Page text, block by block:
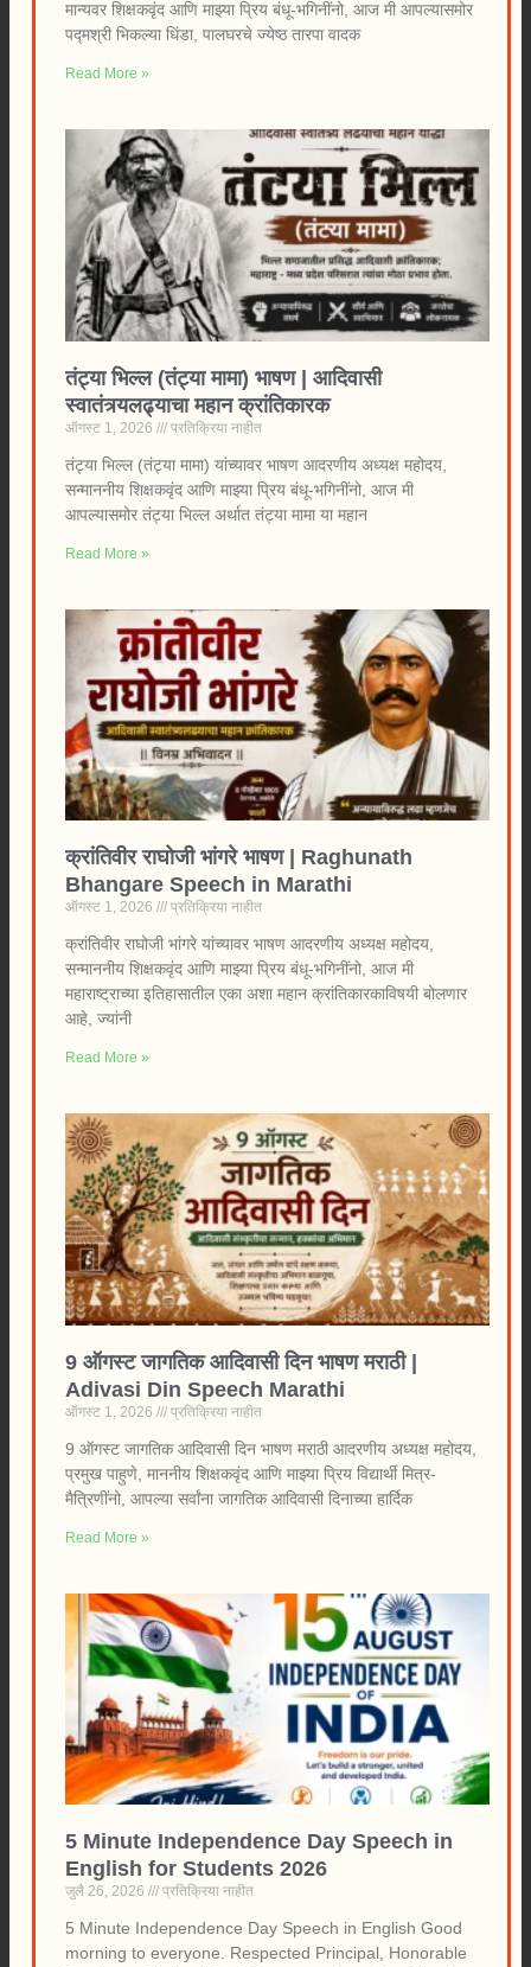
मान्यवर शिक्षकवृंद आणि माझ्या प्रिय बंधू-भगिनींनो, आज मी आपल्यासमोर
पद्मश्री भिकल्या धिंडा, पालघरचे ज्येष्ठ तारपा वादक
Read More »
तंट्या भिल्ल (तंट्या मामा) भाषण | आदिवासी
स्वातंत्र्यलढ्याचा महान क्रांतिकारक
ऑगस्ट 1, 2026 प्रतिक्रिया नाहीत
तंट्या भिल्ल (तंट्या मामा) यांच्यावर भाषण आदरणीय अध्यक्ष महोदय,
सन्माननीय शिक्षकवृंद आणि माझ्या प्रिय बंधू-भगिनींनो, आज मी
आपल्यासमोर तंट्या भिल्ल अर्थात तंट्या मामा या महान
Read More »
क्रांतिवीर राघोजी भांगरे भाषण | Raghunath
Bhangare Speech in Marathi
ऑगस्ट 1, 2026 प्रतिक्रिया नाहीत
क्रांतिवीर राघोजी भांगरे यांच्यावर भाषण आदरणीय अध्यक्ष महोदय,
सन्माननीय शिक्षकवृंद आणि माझ्या प्रिय बंधू-भगिनींनो, आज मी
महाराष्ट्राच्या इतिहासातील एका अशा महान क्रांतिकारकाविषयी बोलणार
आहे, ज्यांनी
Read More »
9 ऑगस्ट जागतिक आदिवासी दिन भाषण मराठी |
Adivasi Din Speech Marathi
ऑगस्ट 1, 2026 प्रतिक्रिया नाहीत
9 ऑगस्ट जागतिक आदिवासी दिन भाषण मराठी आदरणीय अध्यक्ष महोदय,
प्रमुख पाहुणे, माननीय शिक्षकवृंद आणि माझ्या प्रिय विद्यार्थी मित्र-
मैत्रिणींनो, आपल्या सर्वांना जागतिक आदिवासी दिनाच्या हार्दिक
Read More »
5 Minute Independence Day Speech in
English for Students 2026
जुलै 26, 2026 प्रतिक्रिया नाहीत
5 Minute Independence Day Speech in English Good
morning to everyone. Respected Principal, Honorable